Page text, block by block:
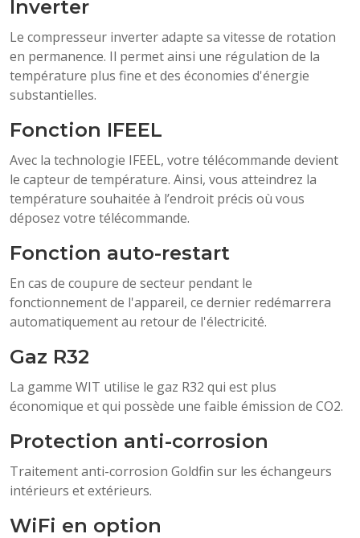
Inverter
Le compresseur inverter adapte sa vitesse de rotation
en permanence. Il permet ainsi une régulation de la
température plus fine et des économies d'énergie
substantielles.
Fonction IFEEL
Avec la technologie IFEEL, votre télécommande devient
le capteur de température. Ainsi, vous atteindrez la
température souhaitée à l’endroit précis où vous
déposez votre télécommande.
Fonction auto-restart
En cas de coupure de secteur pendant le
fonctionnement de l'appareil, ce dernier redémarrera
automatiquement au retour de l'électricité.
Gaz R32
La gamme WIT utilise le gaz R32 qui est plus
économique et qui possède une faible émission de CO2.
Protection anti-corrosion
Traitement anti-corrosion Goldfin sur les échangeurs
intérieurs et extérieurs.
WiFi en option